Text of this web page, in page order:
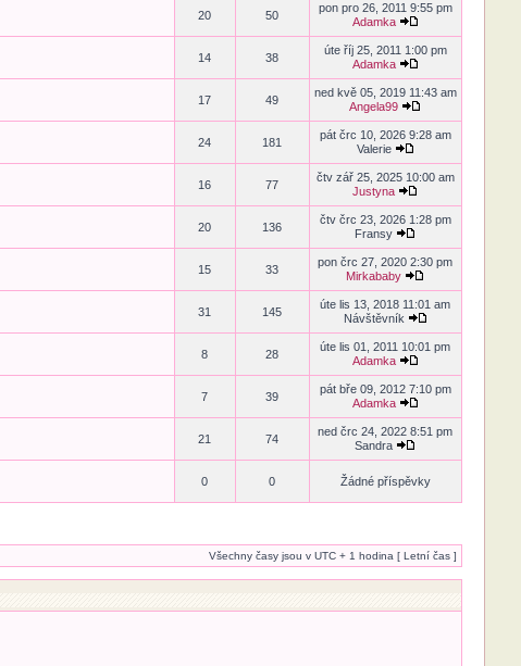
20 50
pon pro 26, 2011 9:55 pm
Adamka
14 38
úte říj 25, 2011 1:00 pm
Adamka
17 49
ned kvě 05, 2019 11:43 am
Angela99
24 181
pát črc 10, 2026 9:28 am
Valerie
16 77
čtv zář 25, 2025 10:00 am
Justyna
20 136
čtv črc 23, 2026 1:28 pm
Fransy
15 33
pon črc 27, 2020 2:30 pm
Mirkababy
31 145
úte lis 13, 2018 11:01 am
Návštěvník
8 28
úte lis 01, 2011 10:01 pm
Adamka
7 39
pát bře 09, 2012 7:10 pm
Adamka
21 74
ned črc 24, 2022 8:51 pm
Sandra
0 0 Žádné příspěvky
Všechny časy jsou v UTC + 1 hodina [ Letní čas ]